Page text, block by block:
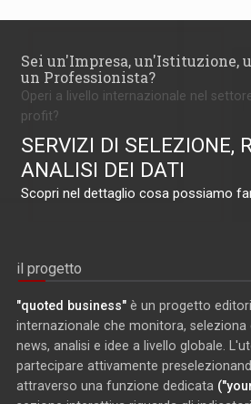
Sei un'Impresa, un'Istituzione,
un Professionista?
Operi a livello internazionale nel
profit?
SERVIZI DI SELEZIONE,
ANALISI DEI DATI
Scopri nel dettaglio cosa possiamo
il progetto
"quoted business" è un progetto
internazionale che monitora, seleziona
news, analisi e idee a livello globale.
partecipare attivamente
attraverso una funzione dedicata